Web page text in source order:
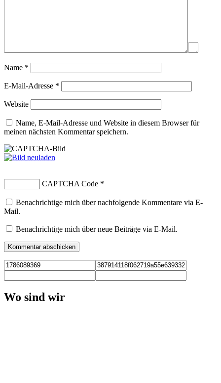
Name *
E-Mail-Adresse *
Website
Name, E-Mail-Adresse und Website in diesem Browser für
meinen nächsten Kommentar speichern.
CAPTCHA Code *
Benachrichtige mich über nachfolgende Kommentare via E-
Mail.
Benachrichtige mich über neue Beiträge via E-Mail.
Wo sind wir